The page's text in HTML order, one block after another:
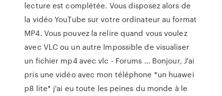
lecture est complétée. Vous disposez alors de
la vidéo YouTube sur votre ordinateur au format
MP4. Vous pouvez la relire quand vous voulez
avec VLC ou un autre Impossible de visualiser
un fichier mp4 avec vlc - Forums ... Bonjour, J'ai
pris une vidéo avec mon téléphone *un huawei
p8 lite* j'ai eu toute les peines du monde à le